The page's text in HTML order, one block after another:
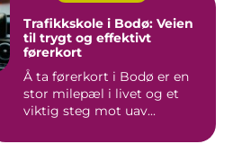
Trafikkskole i Bodø: Veien
til trygt og effektivt
førerkort
Å ta førerkort i Bodø er en
stor milepæl i livet og et
viktig steg mot uav...